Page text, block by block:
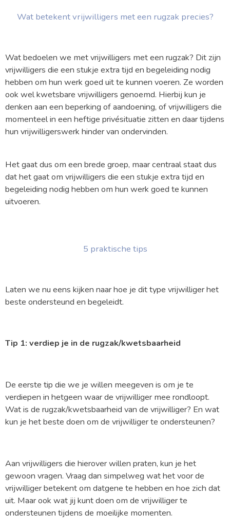
Wat betekent vrijwilligers met een rugzak precies?
Wat bedoelen we met vrijwilligers met een rugzak? Dit zijn
vrijwilligers die een stukje extra tijd en begeleiding nodig
hebben om hun werk goed uit te kunnen voeren. Ze worden
ook wel kwetsbare vrijwilligers genoemd. Hierbij kun je
denken aan een beperking of aandoening, of vrijwilligers die
momenteel in een heftige privésituatie zitten en daar tijdens
hun vrijwilligerswerk hinder van ondervinden.
Het gaat dus om een brede groep, maar centraal staat dus
dat het gaat om vrijwilligers die een stukje extra tijd en
begeleiding nodig hebben om hun werk goed te kunnen
uitvoeren.
5 praktische tips
Laten we nu eens kijken naar hoe je dit type vrijwilliger het
beste ondersteund en begeleidt.
Tip 1: verdiep je in de rugzak/kwetsbaarheid
De eerste tip die we je willen meegeven is om je te
verdiepen in hetgeen waar de vrijwilliger mee rondloopt.
Wat is de rugzak/kwetsbaarheid van de vrijwilliger? En wat
kun je het beste doen om de vrijwilliger te ondersteunen?
Aan vrijwilligers die hierover willen praten, kun je het
gewoon vragen. Vraag dan simpelweg wat het voor de
vrijwilliger betekent om datgene te hebben en hoe zich dat
uit. Maar ook wat jij kunt doen om de vrijwilliger te
ondersteunen tijdens de moeilijke momenten.